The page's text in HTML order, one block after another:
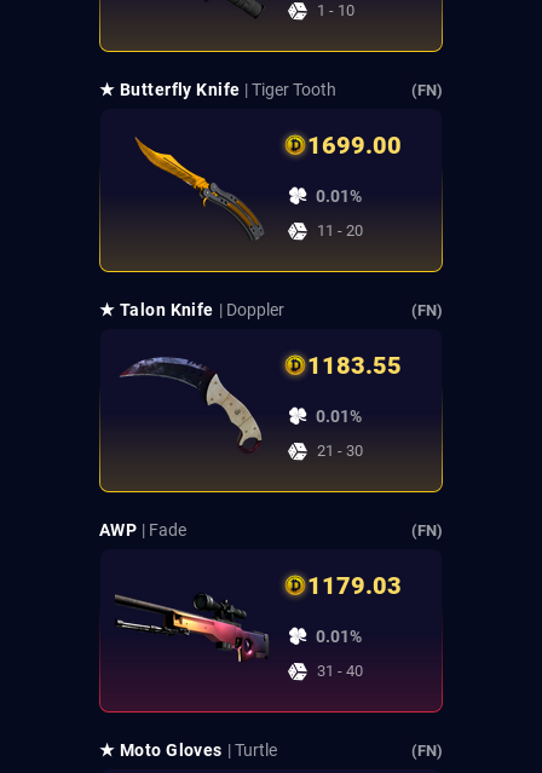
1 - 10
★ Butterfly Knife | Tiger Tooth (FN)
1699.00
0.01%
11 - 20
★ Talon Knife | Doppler (FN)
1183.55
0.01%
21 - 30
AWP | Fade (FN)
1179.03
0.01%
31 - 40
★ Moto Gloves | Turtle (FN)